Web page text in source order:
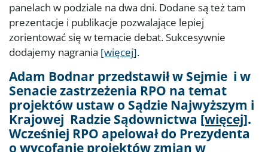
panelach w podziale na dwa dni. Dodane są też tam
prezentacje i publikacje pozwalające lepiej
zorientować się w temacie debat. Sukcesywnie
dodajemy nagrania [więcej].
Adam Bodnar przedstawił w Sejmie i w
Senacie zastrzeżenia RPO na temat
projektów ustaw o Sądzie Najwyższym i
Krajowej Radzie Sądownictwa [więcej].
Wcześniej RPO apelował do Prezydenta
o wycofanie projektów zmian w